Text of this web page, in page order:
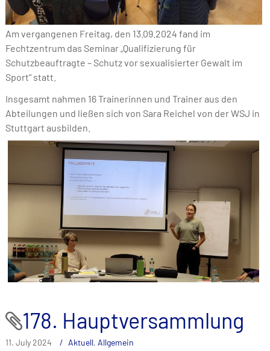
Am vergangenen Freitag, den 13.09.2024 fand im
Fechtzentrum das Seminar „Qualifizierung für
Schutzbeauftragte – Schutz vor sexualisierter Gewalt im
Sport“ statt.
Insgesamt nahmen 16 Trainerinnen und Trainer aus den
Abteilungen und ließen sich von Sara Reichel von der WSJ in
Stuttgart ausbilden.
178. Hauptversammlung
11. July 2024 Aktuell, Allgemein